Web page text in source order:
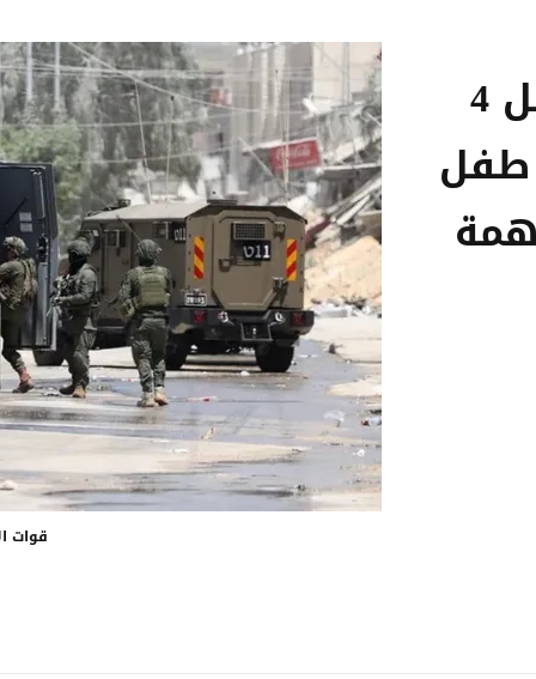
قوات الاحتلال تعتقل 4
طفل
قوات